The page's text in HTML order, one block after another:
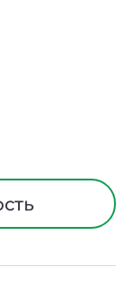
/ 30° / 45° / 60°